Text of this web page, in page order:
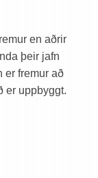
en aðrir
þeir jafn
er fremur að
er uppbyggt.